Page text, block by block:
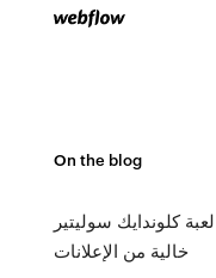
On the blog
كلوندايك سوليتير
خالية من الإعلانات